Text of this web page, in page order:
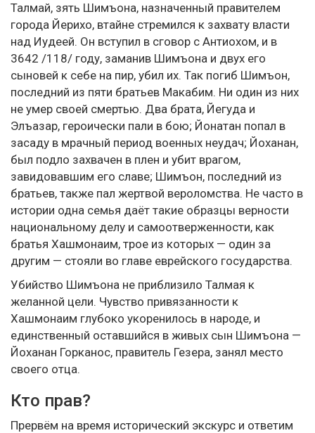
Талмай, зять Шимъона, назначенный правителем
города Йерихо, втайне стремился к захвату власти
над Иудеей. Он вступил в сговор с Антиохом, и в
3642 /118/ году, заманив Шимъона и двух его
сыновей к себе на пир, убил их. Так погиб Шимъон,
последний из пяти братьев Макабим. Ни один из них
не умер своей смертью. Два брата, Йегуда и
Элъазар, героически пали в бою; Йонатан попал в
засаду в мрачный период военных неудач; Йоханан,
был подло захвачен в плен и убит врагом,
завидовавшим его славе; Шимъон, последний из
братьев, также пал жертвой вероломства. Не часто в
истории одна семья даёт такие образцы верности
национальному делу и самоотверженности, как
братья Хашмонаим, трое из которых — один за
другим — стояли во главе еврейского государства.
Убийство Шимъона не приблизило Талмая к
желанной цели. Чувство привязанности к
Хашмонаим глубоко укоренилось в народе, и
единственный оставшийся в живых сын Шимъона —
Йоханан Горканос, правитель Гезера, занял место
своего отца.
Кто прав?
Прервём на время исторический экскурс и ответим